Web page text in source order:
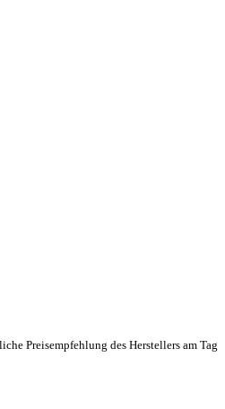
Preisempfehlung des Herstellers am Tag